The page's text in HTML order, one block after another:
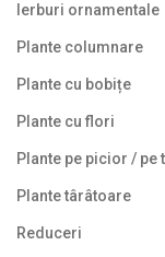
Ierburi ornamentale
Plante columnare
Plante cu bobițe
Plante cu flori
Plante pe picior / pe
Plante târâtoare
Reduceri